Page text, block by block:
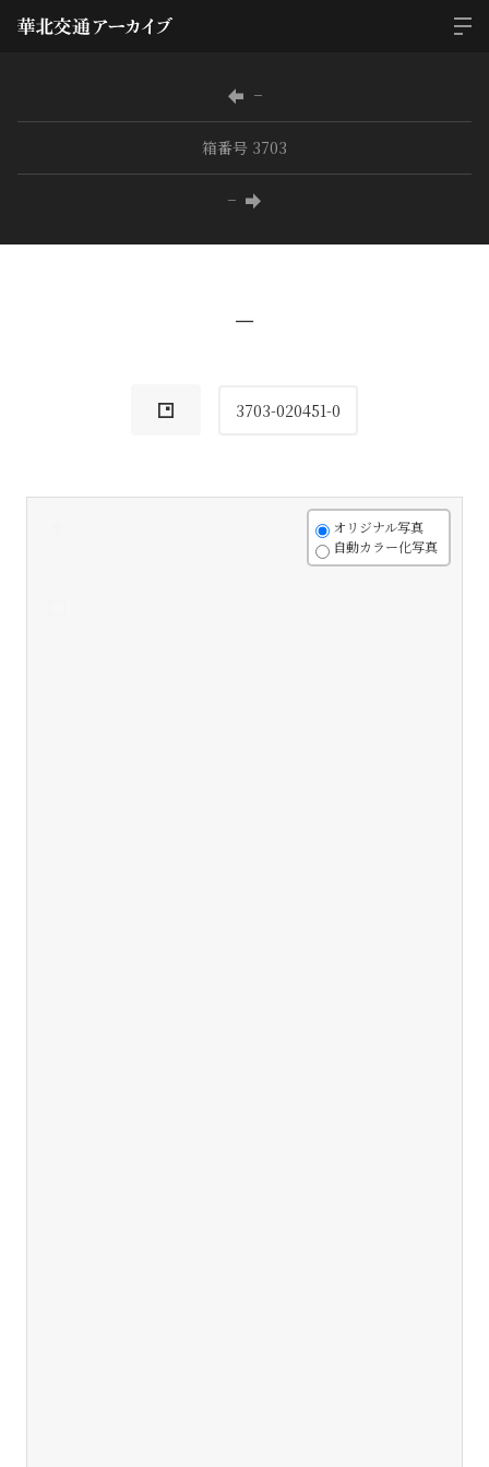
−
箱番号 3703
−
−
3703-020451-0
オリジナル写真
自動カラー化写真